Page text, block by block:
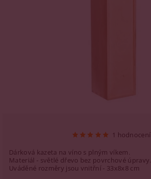
1 hodnocení
Dárková kazeta na víno s plným víkem.
Materiál - světlé dřevo bez povrchové úpravy.
Uváděné rozměry jsou vnitřní - 33x8x8 cm